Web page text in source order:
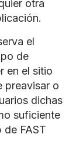
otra
el
de
en el sitio
preavisar o
dichas
suficiente
FAST